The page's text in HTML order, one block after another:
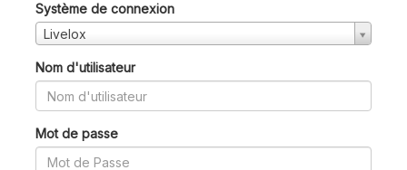
Système de connexion
Livelox
Nom d'utilisateur
Mot de passe